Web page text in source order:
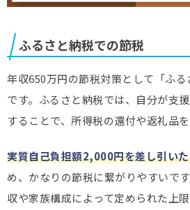
ふるさと納税での節税
年収650万円の節税対策として「ふ
です。ふるさと納税では、自分が支
することで、所得税の還付や返礼品を
実質自己負担額2,000円を差し引い
め、かなりの節税に繋がりやすいで
収や家族構成によって定められた上